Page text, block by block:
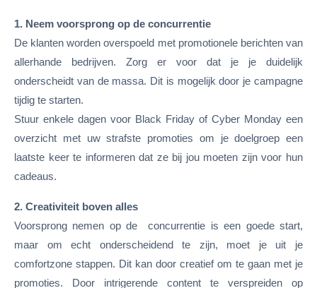
1. Neem voorsprong op de concurrentie
De klanten worden overspoeld met promotionele berichten van
allerhande bedrijven. Zorg er voor dat je je duidelijk
onderscheidt van de massa. Dit is mogelijk door je campagne
tijdig te starten.
Stuur enkele dagen voor Black Friday of Cyber Monday een
overzicht met uw strafste promoties om je doelgroep een
laatste keer te informeren dat ze bij jou moeten zijn voor hun
cadeaus.
2. Creativiteit boven alles
Voorsprong nemen op de concurrentie is een goede start,
maar om echt onderscheidend te zijn, moet je uit je
comfortzone stappen. Dit kan door creatief om te gaan met je
promoties. Door intrigerende content te verspreiden op